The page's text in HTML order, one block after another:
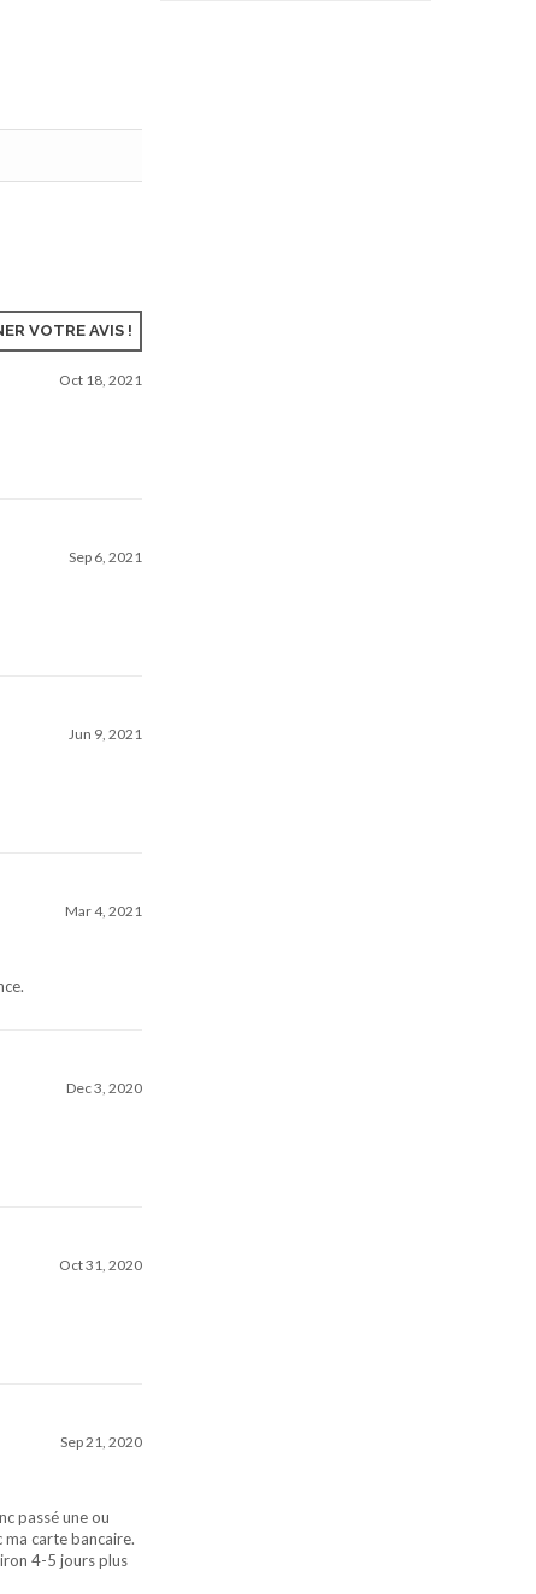
Oct 18, 2021
Sep 6, 2021
Jun 9, 2021
Mar 4, 2021
Dec 3, 2020
Oct 31, 2020
Sep 21, 2020
passé une ou
carte bancaire.
4-5 jours plus
VOTRE AVIS !